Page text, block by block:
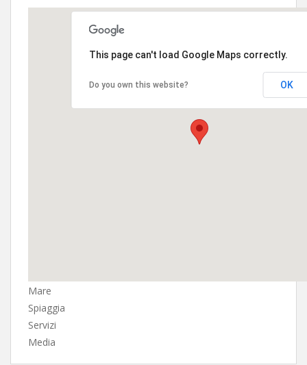
This page can't load Google Maps correctly.
Do you own this website? OK
Mare
Spiaggia
Servizi
Media